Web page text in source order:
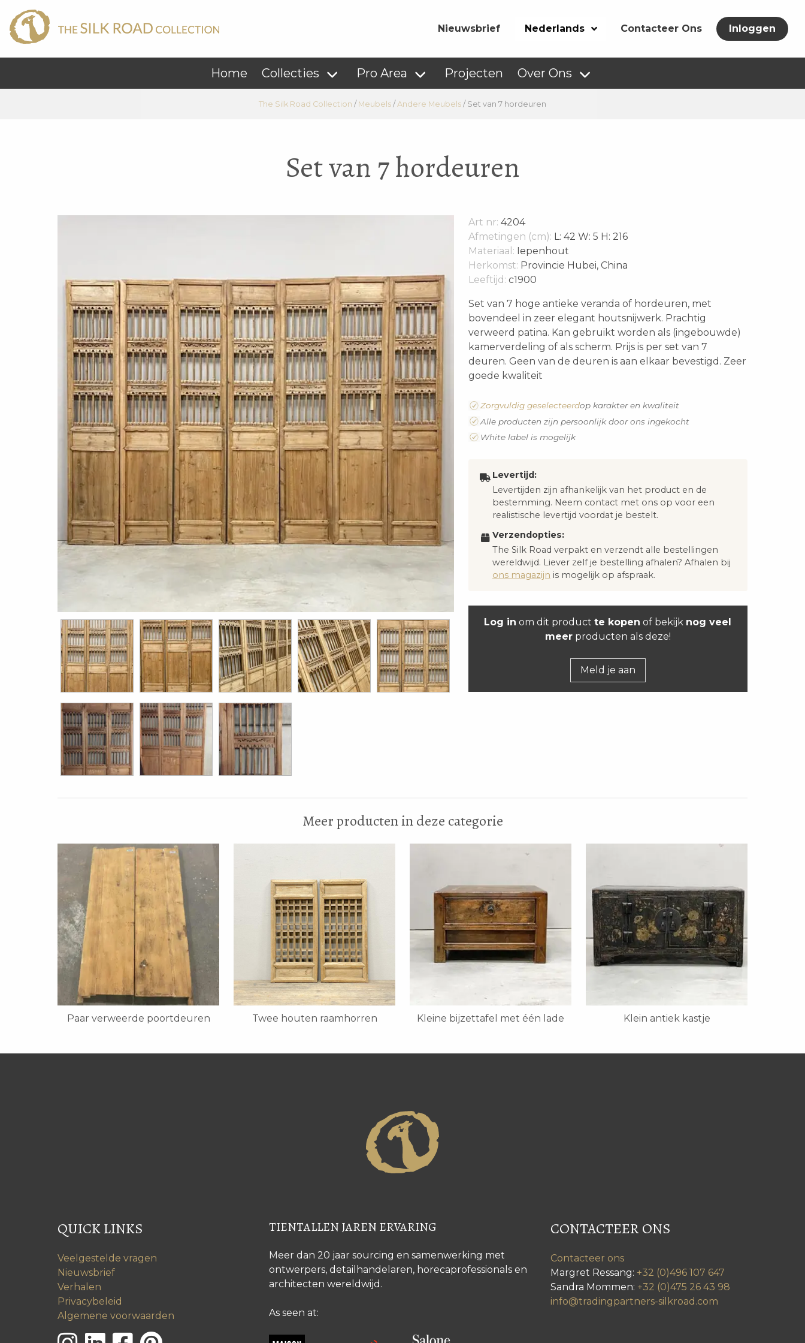
Nieuwsbrief Nederlands Contacteer Ons Inloggen
Home Collecties Pro Area Projecten Over Ons
The Silk Road Collection / Meubels / Andere Meubels / Set van 7 hordeuren
Set van 7 hordeuren
Art nr: 4204
Afmetingen (cm): L: 42 W: 5 H: 216
Materiaal: Iepenhout
Herkomst: Provincie Hubei, China
Leeftijd: c1900
Set van 7 hoge antieke veranda of hordeuren, met
bovendeel in zeer elegant houtsnijwerk. Prachtig
verweerd patina. Kan gebruikt worden als (ingebouwde)
kamerverdeling of als scherm. Prijs is per set van 7
deuren. Geen van de deuren is aan elkaar bevestigd. Zeer
goede kwaliteit
Zorgvuldig geselecteerdop karakter en kwaliteit
Alle producten zijn persoonlijk door ons ingekocht
White label is mogelijk
Levertijd:
Levertijden zijn afhankelijk van het product en de
bestemming. Neem contact met ons op voor een
realistische levertijd voordat je bestelt.
Verzendopties:
The Silk Road verpakt en verzendt alle bestellingen
wereldwijd. Liever zelf je bestelling afhalen? Afhalen bij
ons magazijn is mogelijk op afspraak.
Log in om dit productte kopen of bekijk nog veel
meerproducten als deze!
Meld je aan
Meer producten in deze categorie
Paar verweerde poortdeuren Twee houten raamhorren Kleine bijzettafel met één lade Klein antiek kastje
QUICK LINKS
Veelgestelde vragen
Nieuwsbrief
Verhalen
Privacybeleid
Algemene voorwaarden
TIENTALLEN JAREN ERVARING
Meer dan 20 jaar sourcing en samenwerking met
ontwerpers, detailhandelaren, horecaprofessionals en
architecten wereldwijd.
As seen at:
CONTACTEER ONS
Contacteer ons
Margret Ressang: +32 (0)496 107 647
Sandra Mommen: +32 (0)475 26 43 98
info@tradingpartners-silkroad.com